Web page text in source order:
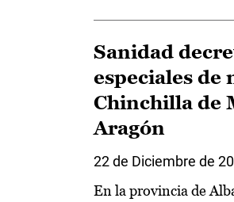
Sanidad
especiales de
Chinchilla de
Aragón
22 de Diciembre de
En la provincia de